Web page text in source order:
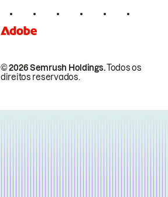
© 2026 Semrush Holdings.Todos os
direitos reservados.